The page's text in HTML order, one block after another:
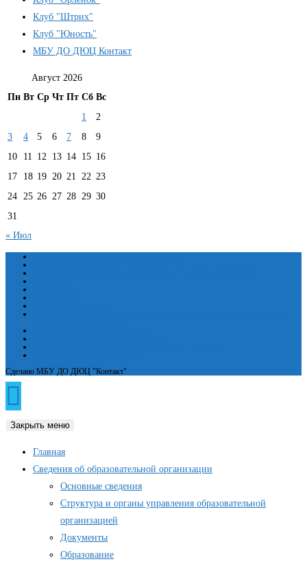
Клуб "Штрих"
Клуб "Юность"
МБУ ДО ДЮЦ Контакт
Август 2026
Пн Вт Ср Чт Пт Сб Вс
1
2
3
4 5 6 7 8
9
10
11 12 13 14 15 16
17
18 19 20 21 22 23
24 25 26 27 28 29 30
31
« Июл
Сделано МБУ ДО ДЮЦ "Контакт"
Закрыть меню
Главная
Сведения об образовательной организации
Основные сведения
Структура и органы управления образовательной
организацией
Документы
Образование